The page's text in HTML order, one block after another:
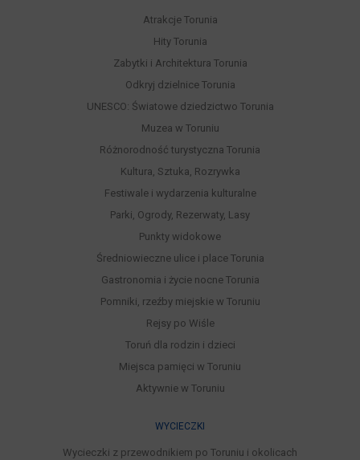
Atrakcje Torunia
Hity Torunia
Zabytki i Architektura Torunia
Odkryj dzielnice Torunia
UNESCO: Światowe dziedzictwo Torunia
Muzea w Toruniu
Różnorodność turystyczna Torunia
Kultura, Sztuka, Rozrywka
Festiwale i wydarzenia kulturalne
Parki, Ogrody, Rezerwaty, Lasy
Punkty widokowe
Średniowieczne ulice i place Torunia
Gastronomia i życie nocne Torunia
Pomniki, rzeźby miejskie w Toruniu
Rejsy po Wiśle
Toruń dla rodzin i dzieci
Miejsca pamięci w Toruniu
Aktywnie w Toruniu
WYCIECZKI
Wycieczki z przewodnikiem po Toruniu i okolicach